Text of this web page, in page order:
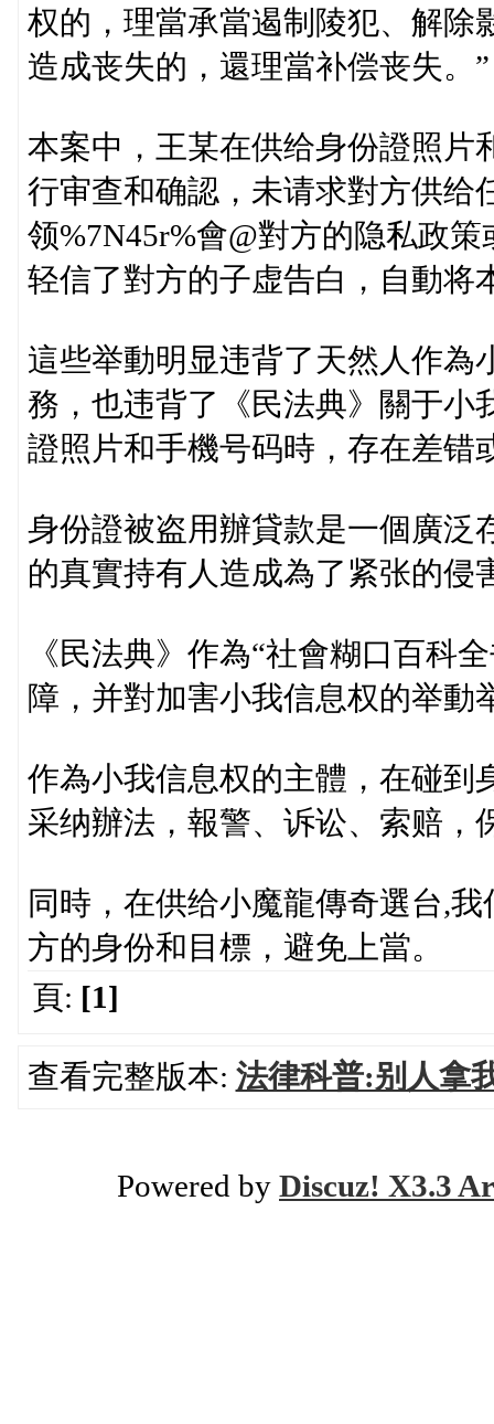
权的，理當承當遏制陵犯、解除
造成丧失的，還理當补偿丧失。”
本案中，王某在供给身份證照片
行审查和确認，未请求對方供给
领%7N45r%會@對方的隐私政
轻信了對方的子虚告白，自動将
這些举動明显违背了天然人作為
務，也违背了《民法典》關于小
證照片和手機号码時，存在差错
身份證被盗用辦貸款是一個廣泛
的真實持有人造成為了紧张的侵
《民法典》作為“社會糊口百科
障，并對加害小我信息权的举動
作為小我信息权的主體，在碰到
采纳辦法，報警、诉讼、索赔，
同時，在供给小魔龍傳奇選台,
方的身份和目標，避免上當。
頁: [1]
查看完整版本: 法律科普:别人拿
Powered by Discuz! X3.3